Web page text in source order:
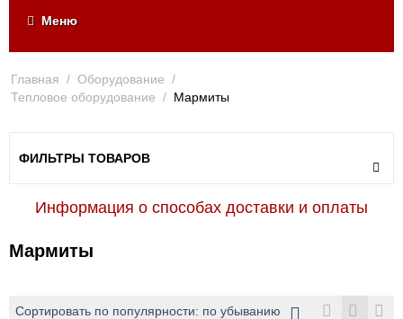
Меню
Главная / Оборудование /
Тепловое оборудование / Мармиты
ФИЛЬТРЫ ТОВАРОВ
Информация о способах доставки и оплаты
Мармиты
Сортировать по популярности: по убыванию